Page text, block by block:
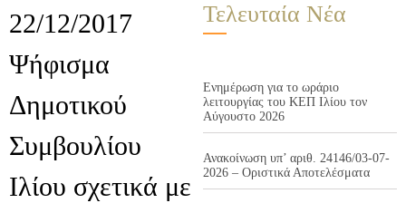
22/12/2017
Ψήφισμα
Δημοτικού
Συμβουλίου
Ιλίου σχετικά με
Τελευταία Νέα
Ενημέρωση για το ωράριο
λειτουργίας του ΚΕΠ Ιλίου τον
Αύγουστο 2026
Ανακοίνωση υπ’ αριθ. 24146/03-07-
2026 – Οριστικά Αποτελέσματα